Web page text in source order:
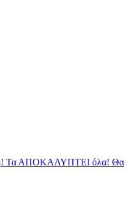
Τα ΑΠΟΚΑΛΥΠΤΕΙ όλα! Θα